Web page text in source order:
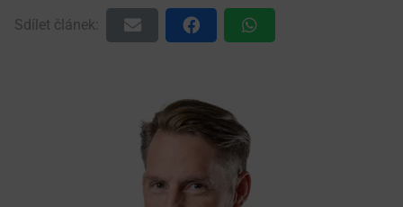
Sdílet článek: